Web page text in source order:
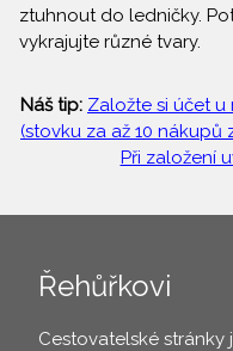
ztuhnout do ledničky.
vykrajujte různé tvary.
Náš tip: Založte si účet u
(stovku za až 10 nákupů
Při založení
Řehůřkovi
Cestovatelské